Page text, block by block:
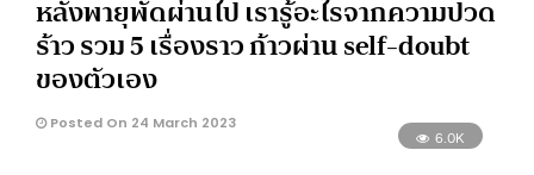
หลังพายุพัดผ่านไป เรารู้อะไรจากความปวด
ร้าว รวม 5 เรื่องราว ก้าวผ่าน self-doubt
ของตัวเอง
Posted On 24 March 2023
6.0K